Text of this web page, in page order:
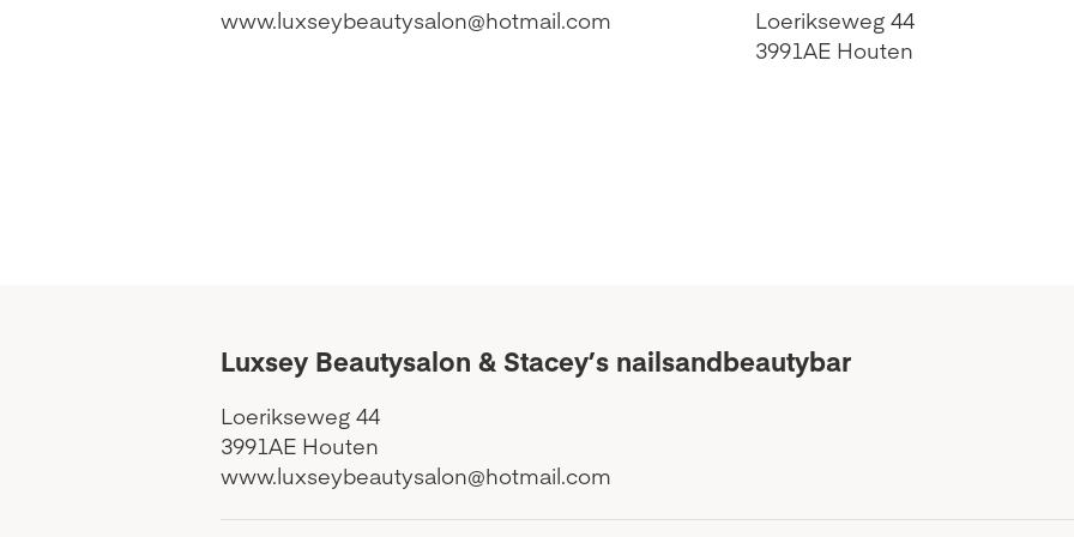
www.luxseybeautysalon@hotmail.com
Loerikseweg 44
3991AE Houten
Luxsey Beautysalon & Stacey’s nailsandbeautybar
Loerikseweg 44
3991AE Houten
www.luxseybeautysalon@hotmail.com